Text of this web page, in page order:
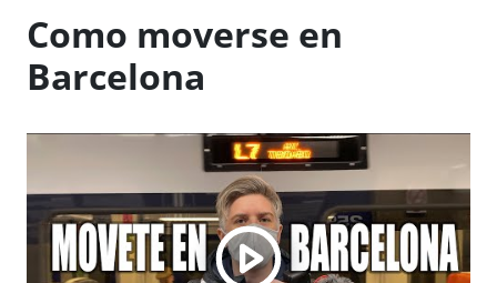
Como moverse en
Barcelona